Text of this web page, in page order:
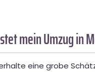
mein Umzug in
eine grobe